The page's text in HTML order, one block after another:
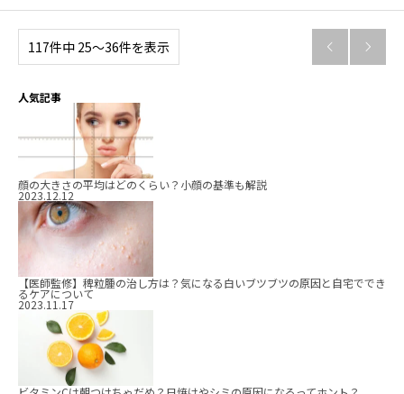
117件中 25〜36件を表示  
人気記事
顔の大きさの平均はどのくらい？小顔の基準も解説
2023.12.12
【医師監修】稗粒腫の治し方は？気になる白いブツブツの原因と自宅ででき
るケアについて
2023.11.17